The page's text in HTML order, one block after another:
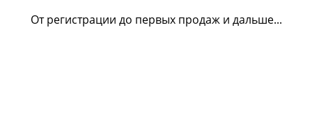
От регистрации до первых продаж и дальше...